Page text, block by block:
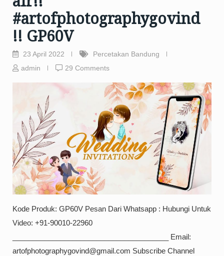
#artofphotographygovind
!! GP60V
23 April 2022
Percetakan Bandung
admin
29 Comments
️Kode Produk: GP60V Pesan Dari Whatsapp : Hubungi Untuk
Video: +91-90010-22960
_______________________________________ Email:
artofphotographygovind@gmail.com Subscribe Channel